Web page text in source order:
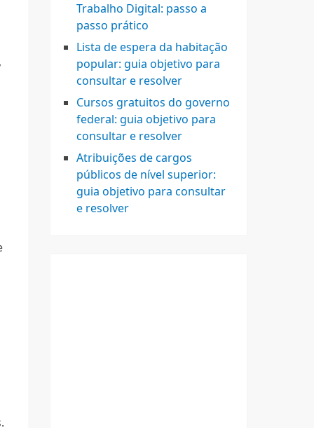
Trabalho Digital: passo a
passo prático
Lista de espera da habitação
popular: guia objetivo para
consultar e resolver
Cursos gratuitos do governo
federal: guia objetivo para
consultar e resolver
Atribuições de cargos
públicos de nível superior:
guia objetivo para consultar
e resolver